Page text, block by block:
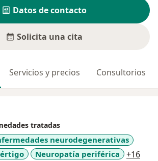
Datos de contacto
Solicita una cita
Servicios y precios Consultorios
tratadas
neurodegenerativas
Neuropatía periférica +16